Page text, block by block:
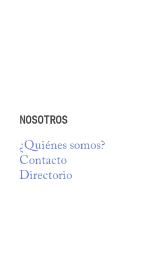
NOSOTROS
¿Quiénes somos?
Contacto
Directorio